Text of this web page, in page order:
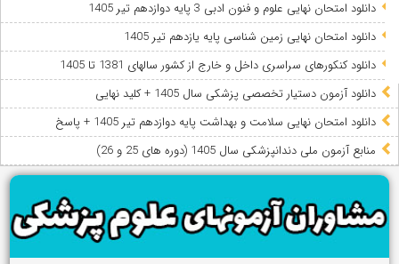
دانلود امتحان نهایی علوم و فنون ادبی 3 پایه دوازدهم تیر 1405
دانلود امتحان نهایی زمین شناسی پایه یازدهم تیر 1405
دانلود کنکورهای سراسری داخل و خارج از کشور سالهای 1381 تا 1405
دانلود آزمون دستیار تخصصی پزشکی سال 1405 + کلید نهایی
دانلود امتحان نهایی سلامت و بهداشت پایه دوازدهم تیر 1405 + پاسخ
ﻣﻨﺎﺑﻊ آزﻣﻮن ﻣﻠﯽ دندانپزشکی سال 1405 (دوره های 25 و 26)